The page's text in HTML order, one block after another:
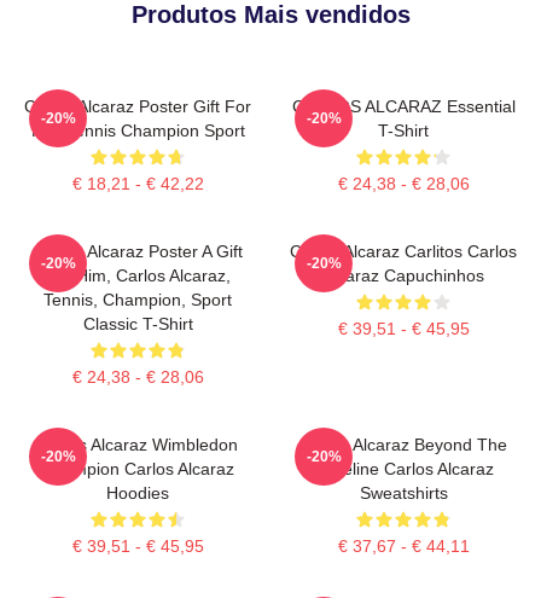
Produtos Mais vendidos
Carlos Alcaraz Poster Gift For
Him Tennis Champion Sport
€ 18,21 - € 42,22
-20%
CARLOS ALCARAZ Essential
T-Shirt
€ 24,38 - € 28,06
-20%
Carlos Alcaraz Poster A Gift
For Him, Carlos Alcaraz,
Tennis, Champion, Sport
Classic T-Shirt
€ 24,38 - € 28,06
-20%
Carlos Alcaraz Carlitos Carlos
Alcaraz Capuchinhos
€ 39,51 - € 45,95
-20%
Carlos Alcaraz Wimbledon
Champion Carlos Alcaraz
Hoodies
€ 39,51 - € 45,95
-20%
Carlos Alcaraz Beyond The
Baseline Carlos Alcaraz
Sweatshirts
€ 37,67 - € 44,11
-20%